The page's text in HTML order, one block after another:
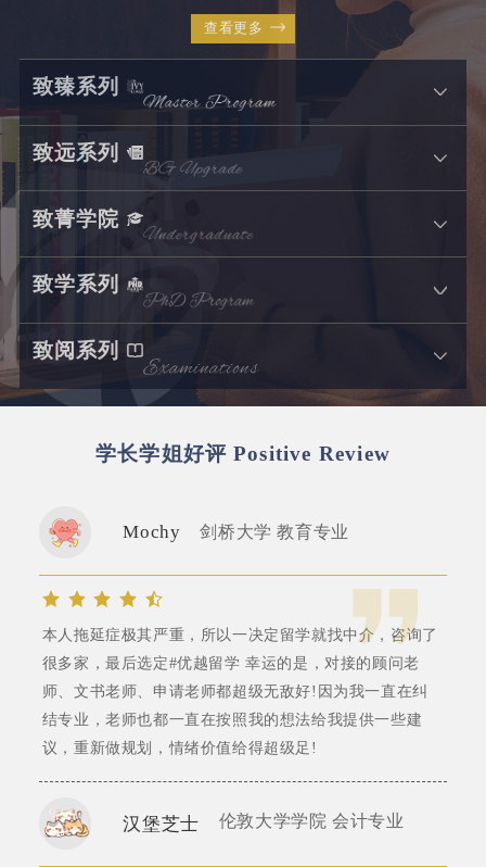
查看更多
致臻系列
致远系列
致菁学院
致学系列
致阅系列
学长学姐好评 Positive Review
Mochy 剑桥大学 教育专业
本人拖延症极其严重，所以一决定留学就找中介，咨询了
很多家，最后选定#优越留学 幸运的是，对接的顾问老
师、文书老师、申请老师都超级无敌好!因为我一直在纠
结专业，老师也都一直在按照我的想法给我提供一些建
议，重新做规划，情绪价值给得超级足!
汉堡芝士 伦敦大学学院 会计专业